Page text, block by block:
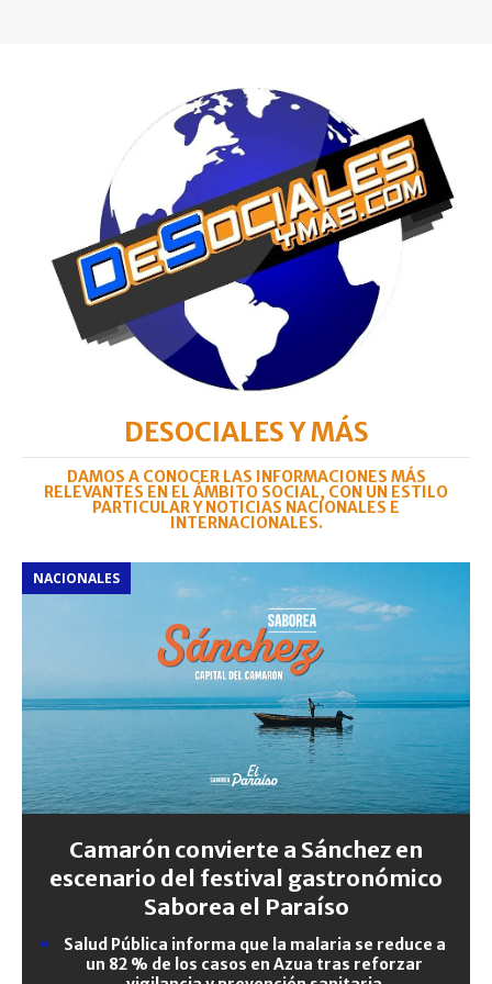
DESOCIALES Y MÁS
DAMOS A CONOCER LAS INFORMACIONES MÁS
RELEVANTES EN EL ÁMBITO SOCIAL, CON UN ESTILO
PARTICULAR Y NOTICIAS NACIONALES E
INTERNACIONALES.
NACIONALES
Camarón convierte a Sánchez en
escenario del festival gastronómico
Saborea el Paraíso
Salud Pública informa que la malaria se reduce a
un 82 % de los casos en Azua tras reforzar